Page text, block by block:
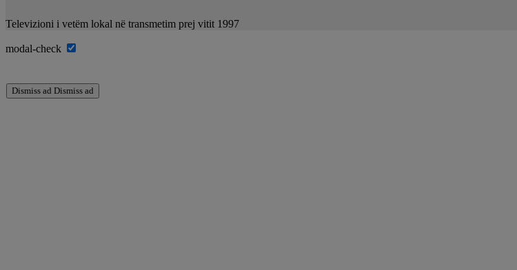
Televizioni i vetëm lokal në transmetim prej vitit 1997
modal-check
Dismiss ad Dismiss ad